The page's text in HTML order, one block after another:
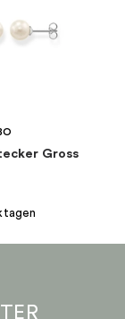
Gross